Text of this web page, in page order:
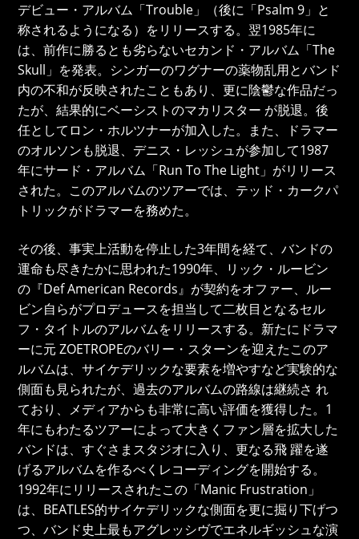
デビュー・アルバム「Trouble」（後に「Psalm 9」と
称されるようになる）をリリースする。翌1985年に
は、前作に勝るとも劣らないセカンド・アルバム「The
Skull」を発表。シンガーのワグナーの薬物乱用とバンド
内の不和が反映されたこともあり、更に陰鬱な作品だっ
たが、結果的にベーシストのマカリスター が脱退。後
任としてロン・ホルツナーが加入した。また、ドラマー
のオルソンも脱退、デニス・レッシュが参加して1987
年にサード・アルバム「Run To The Light」がリリース
された。このアルバムのツアーでは、テッド・カークパ
トリックがドラマーを務めた。
その後、事実上活動を停止した3年間を経て、バンドの
運命も尽きたかに思われた1990年、リック・ルービン
の『Def American Records』が契約をオファー、ルー
ビン自らがプロデュースを担当して二枚目となるセル
フ・タイトルのアルバムをリリースする。新たにドラマ
ーに元 ZOETROPEのバリー・スターンを迎えたこのア
ルバムは、サイケデリックな要素を増やすなど実験的な
側面も見られたが、過去のアルバムの路線は継続さ れ
ており、メディアからも非常に高い評価を獲得した。1
年にもわたるツアーによって大きくファン層を拡大した
バンドは、すぐさまスタジオに入り、更なる飛 躍を遂
げるアルバムを作るべくレコーディングを開始する。
1992年にリリースされたこの「Manic Frustration」
は、BEATLES的サイケデリックな側面を更に掘り下げつ
つ、バンド史上最もアグレッシヴでエネルギッシュな演